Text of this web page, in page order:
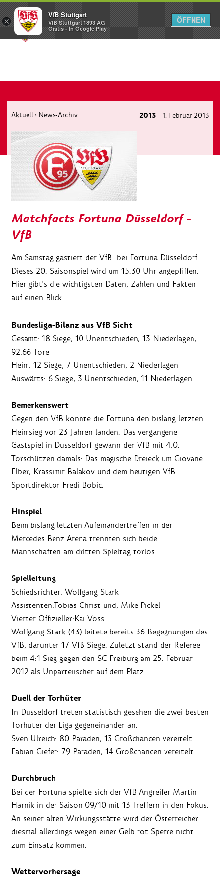
Menü
Aktuell › News-Archiv 2013 1. Februar 2013
Matchfacts Fortuna Düsseldorf -
VfB
Am Samstag gastiert der VfB bei Fortuna Düsseldorf.
Dieses 20. Saisonspiel wird um 15.30 Uhr angepfiffen.
Hier gibt's die wichtigsten Daten, Zahlen und Fakten
auf einen Blick.
Bundesliga-Bilanz aus VfB Sicht
Gesamt: 18 Siege, 10 Unentschieden, 13 Niederlagen,
92:66 Tore
Heim: 12 Siege, 7 Unentschieden, 2 Niederlagen
Auswärts: 6 Siege, 3 Unentschieden, 11 Niederlagen
Bemerkenswert
Gegen den VfB konnte die Fortuna den bislang letzten
Heimsieg vor 23 Jahren landen. Das vergangene
Gastspiel in Düsseldorf gewann der VfB mit 4:0.
Torschützen damals: Das magische Dreieck um Giovane
Elber, Krassimir Balakov und dem heutigen VfB
Sportdirektor Fredi Bobic.
Hinspiel
Beim bislang letzten Aufeinandertreffen in der
Mercedes-Benz Arena trennten sich beide
Mannschaften am dritten Spieltag torlos.
Spielleitung
Schiedsrichter: Wolfgang Stark
Assistenten:Tobias Christ und, Mike Pickel
Vierter Offizieller:Kai Voss
Wolfgang Stark (43) leitete bereits 36 Begegnungen des
VfB, darunter 17 VfB Siege. Zuletzt stand der Referee
beim 4:1-Sieg gegen den SC Freiburg am 25. Februar
2012 als Unparteiischer auf dem Platz.
Duell der Torhüter
In Düsseldorf treten statistisch gesehen die zwei besten
Torhüter der Liga gegeneinander an.
Sven Ulreich: 80 Paraden, 13 Großchancen vereitelt
Fabian Giefer: 79 Paraden, 14 Großchancen vereitelt
Durchbruch
Bei der Fortuna spielte sich der VfB Angreifer Martin
Harnik in der Saison 09/10 mit 13 Treffern in den Fokus.
An seiner alten Wirkungsstätte wird der Österreicher
diesmal allerdings wegen einer Gelb-rot-Sperre nicht
zum Einsatz kommen.
Wettervorhersage
×
VfB Stuttgart
VfB Stuttgart 1893 AG
Gratis - In Google Play
ÖFFNEN